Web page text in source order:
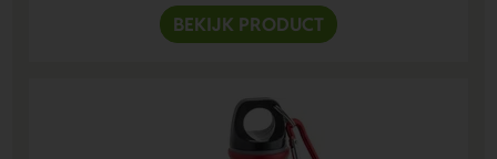
BEKIJK PRODUCT